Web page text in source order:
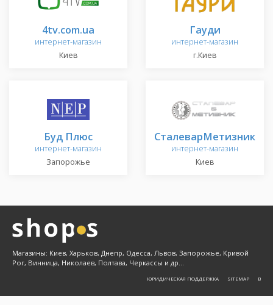
4tv.com.ua
интернет-магазин
Киев
Гауди
интернет-магазин
г.Киев
Буд Плюс
интернет-магазин
Запорожье
СталеварМетизник
интернет-магазин
Киев
Магазины: Киев, Харьков, Днепр, Одесса, Львов, Запорожье, Кривой
Рог, Винница, Николаев, Полтава, Черкассы и др...
ЮРИДИЧЕСКАЯ ПОДДЕРЖКА SITEMAP Β